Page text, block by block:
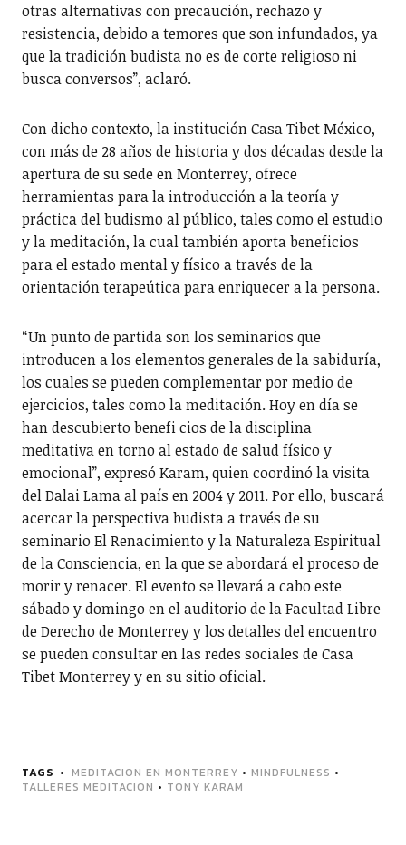
otras alternativas con precaución, rechazo y
resistencia, debido a temores que son infundados, ya
que la tradición budista no es de corte religioso ni
busca conversos”, aclaró.
Con dicho contexto, la institución Casa Tibet México,
con más de 28 años de historia y dos décadas desde la
apertura de su sede en Monterrey, ofrece
herramientas para la introducción a la teoría y
práctica del budismo al público, tales como el estudio
y la meditación, la cual también aporta beneficios
para el estado mental y físico a través de la
orientación terapeútica para enriquecer a la persona.
“Un punto de partida son los seminarios que
introducen a los elementos generales de la sabiduría,
los cuales se pueden complementar por medio de
ejercicios, tales como la meditación. Hoy en día se
han descubierto benefi cios de la disciplina
meditativa en torno al estado de salud físico y
emocional”, expresó Karam, quien coordinó la visita
del Dalai Lama al país en 2004 y 2011. Por ello, buscará
acercar la perspectiva budista a través de su
seminario El Renacimiento y la Naturaleza Espiritual
de la Consciencia, en la que se abordará el proceso de
morir y renacer. El evento se llevará a cabo este
sábado y domingo en el auditorio de la Facultad Libre
de Derecho de Monterrey y los detalles del encuentro
se pueden consultar en las redes sociales de Casa
Tibet Monterrey y en su sitio oficial.
TAGS MEDITACION EN MONTERREY • MINDFULNESS •
TALLERES MEDITACION • TONY KARAM